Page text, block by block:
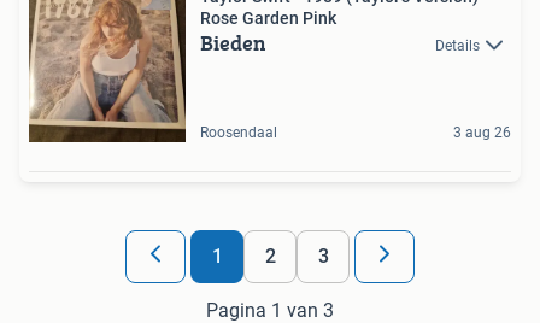
Rose Garden Pink
Bieden Details
Roosendaal 3 aug 26
1 2 3
Pagina 1 van 3